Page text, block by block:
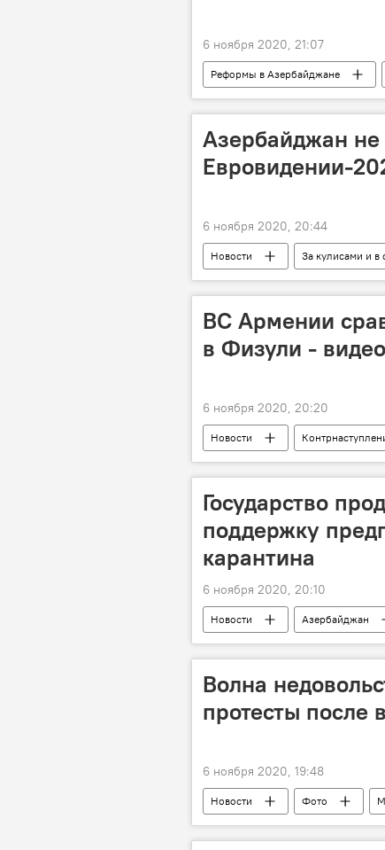
6 ноября 2020, 21:07
Реформы в Азербайджане
Экономика
Ильхам Алиев
Азербайджан не
Евровидении-
6 ноября 2020, 20:44
Новости За кулисами и в
Культура
ЖИЗНЬ
ВС Армении
в Физули - видео
6 ноября 2020, 20:20
Новости
ВС Армении
Кладбище
Государство
поддержку
карантина
6 ноября 2020, 20:10
Новости Азербайджан
предприниматели
Волна
протесты
6 ноября 2020, 19:48
Новости Фото
Новости мира